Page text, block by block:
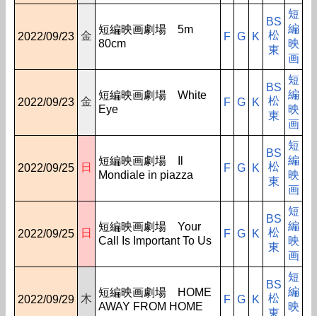
2022/09/23 金
短編映画劇場 5m
80cm
F G K
BS
松
東
短
編
映
画
2022/09/23 金
短編映画劇場 White
Eye
F G K
BS
松
東
短
編
映
画
2022/09/25 日
短編映画劇場 Il
Mondiale in piazza
F G K
BS
松
東
短
編
映
画
2022/09/25 日
短編映画劇場 Your
Call Is Important To Us
F G K
BS
松
東
短
編
映
画
2022/09/29 木
短編映画劇場 HOME
AWAY FROM HOME
F G K
BS
松
東
短
編
映